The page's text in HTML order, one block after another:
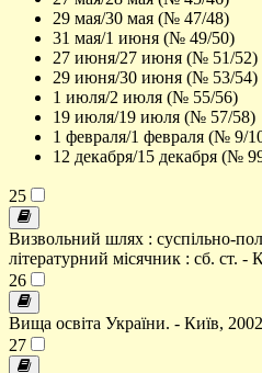
29 мая/30 мая (№ 47/48)
31 мая/1 июня (№ 49/50)
27 июня/27 июня (№ 51/52)
29 июня/30 июня (№ 53/54)
1 июля/2 июля (№ 55/56)
19 июля/19 июля (№ 57/58)
1 февраля/1 февраля (№ 9/
12 декабря/15 декабря (№
25
Визвольний шлях : суспільно-
літературний місячник : сб. ст. -
26
Вища освіта України. - Київ,
27